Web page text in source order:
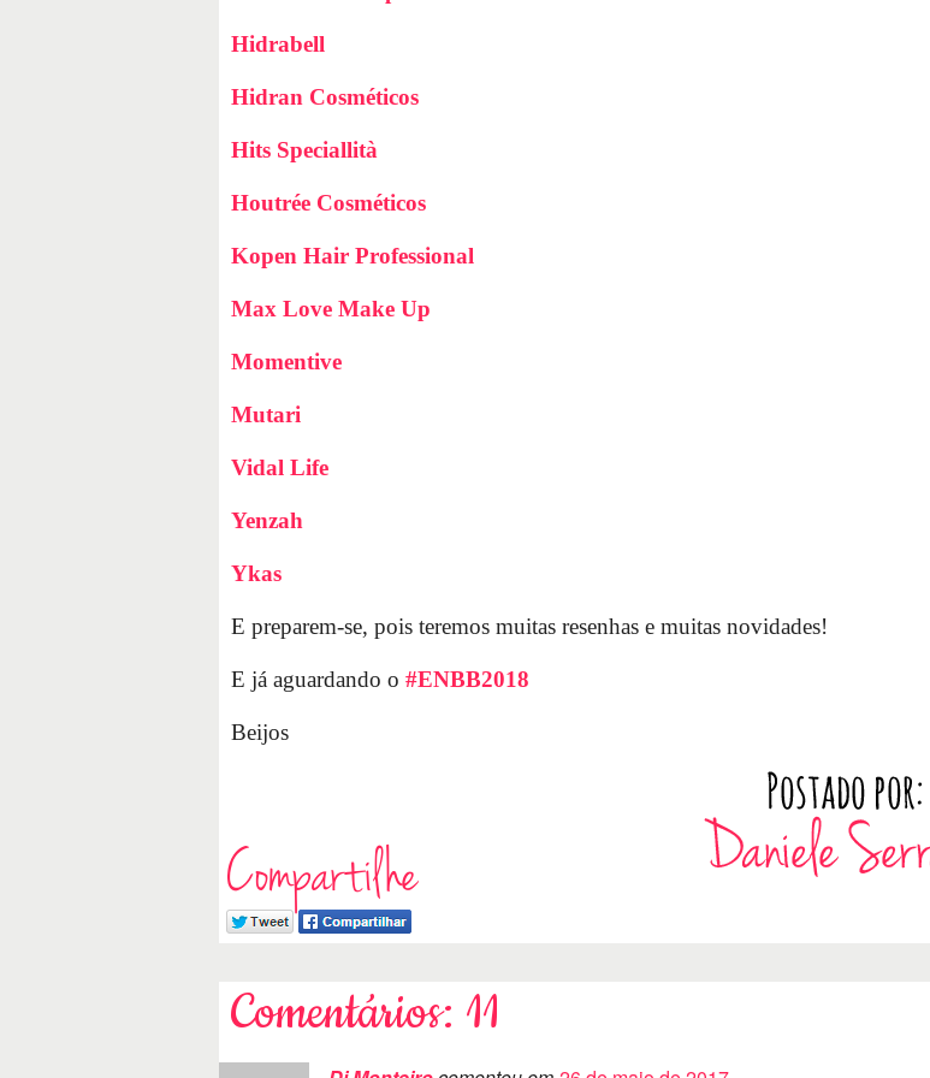
Hidrabell
Hidran Cosméticos
Hits Speciallità
Houtrée Cosméticos
Kopen Hair Professional
Max Love Make Up
Momentive
Mutari
Vidal Life
Yenzah
Ykas
E preparem-se, pois teremos muitas resenhas e muitas novidades!
E já aguardando o #ENBB2018
Beijos
Compartilhe
Comentários: 11